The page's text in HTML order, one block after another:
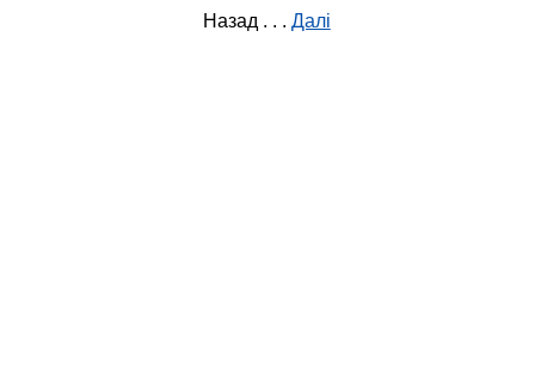
Назад . . . Далі